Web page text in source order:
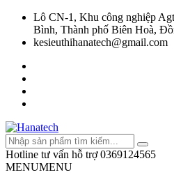
Lô CN-1, Khu công nghiệp
Bình, Thành phố Biên Hoà,
kesieuthihanatech@gmail.com
Hotline tư vấn hỗ trợ 0369124565
MENUMENU